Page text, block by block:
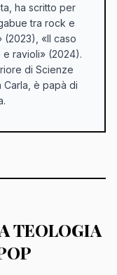
ha scritto per
tra rock e
(2023), «Il caso
e ravioli» (2024).
di Scienze
Carla, è papà di
TEOLOGIA